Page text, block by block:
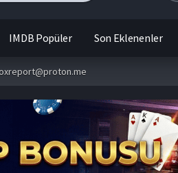
IMDB Popüler Son Eklenenler